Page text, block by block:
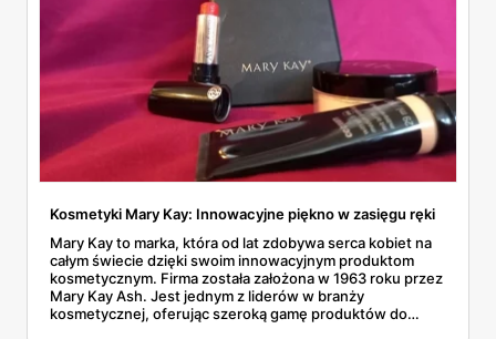
Kosmetyki Mary Kay: Innowacyjne piękno w zasięgu ręki
Mary Kay to marka, która od lat zdobywa serca kobiet na
całym świecie dzięki swoim innowacyjnym produktom
kosmetycznym. Firma została założona w 1963 roku przez
Mary Kay Ash. Jest jednym z liderów w branży
kosmetycznej, oferując szeroką gamę produktów do